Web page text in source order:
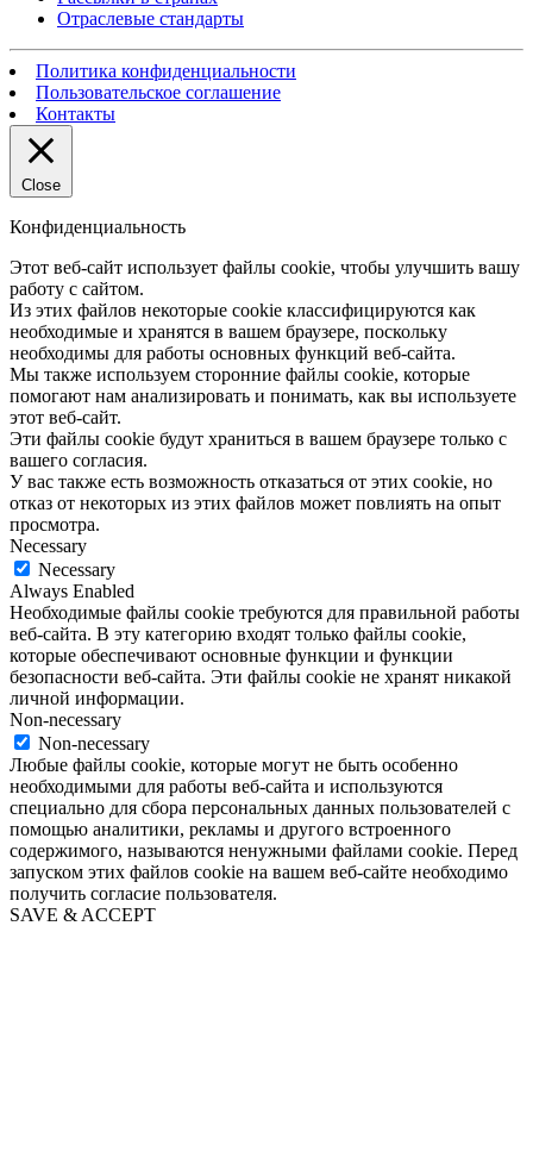
Отраслевые стандарты
Политика конфиденциальности
Пользовательское соглашение
Контакты
Close
Конфиденциальность
Этот веб-сайт использует файлы cookie, чтобы улучшить вашу
работу с сайтом.
Из этих файлов некоторые cookie классифицируются как
необходимые и хранятся в вашем браузере, поскольку
необходимы для работы основных функций веб-сайта.
Мы также используем сторонние файлы cookie, которые
помогают нам анализировать и понимать, как вы используете
этот веб-сайт.
Эти файлы cookie будут храниться в вашем браузере только с
вашего согласия.
У вас также есть возможность отказаться от этих cookie, но
отказ от некоторых из этих файлов может повлиять на опыт
просмотра.
Necessary
Necessary
Always Enabled
Необходимые файлы cookie требуются для правильной работы
веб-сайта. В эту категорию входят только файлы cookie,
которые обеспечивают основные функции и функции
безопасности веб-сайта. Эти файлы cookie не хранят никакой
личной информации.
Non-necessary
Non-necessary
Любые файлы cookie, которые могут не быть особенно
необходимыми для работы веб-сайта и используются
специально для сбора персональных данных пользователей с
помощью аналитики, рекламы и другого встроенного
содержимого, называются ненужными файлами cookie. Перед
запуском этих файлов cookie на вашем веб-сайте необходимо
получить согласие пользователя.
SAVE & ACCEPT